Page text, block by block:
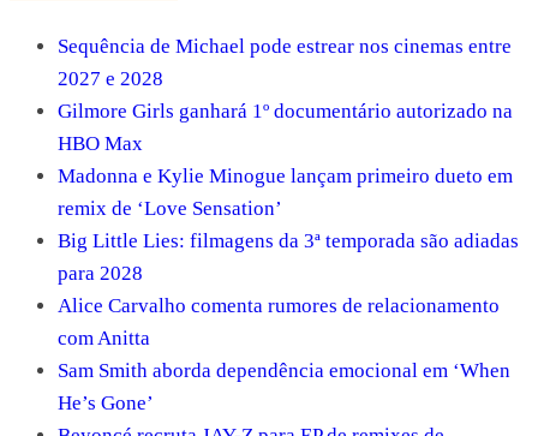
Sequência de Michael pode estrear nos cinemas entre
2027 e 2028
Gilmore Girls ganhará 1º documentário autorizado na
HBO Max
Madonna e Kylie Minogue lançam primeiro dueto em
remix de ‘Love Sensation’
Big Little Lies: filmagens da 3ª temporada são adiadas
para 2028
Alice Carvalho comenta rumores de relacionamento
com Anitta
Sam Smith aborda dependência emocional em ‘When
He’s Gone’